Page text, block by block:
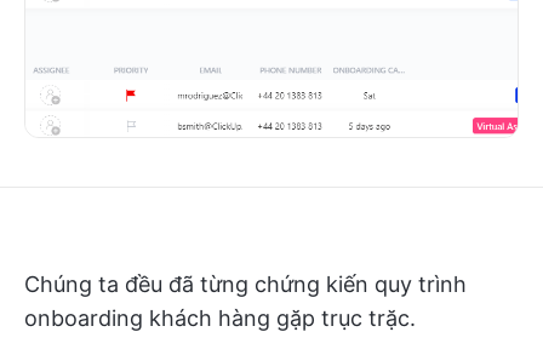
Chúng ta đều đã từng chứng kiến quy trình
onboarding khách hàng gặp trục trặc.